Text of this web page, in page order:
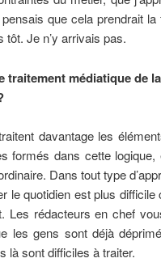
que cela prendrait la
Je n’y arrivais pas.
médiatique de
davantage les
formés dans cette logique,
Dans tout type
le quotidien est plus
Les rédacteurs en chef
les gens sont déjà
là sont difficiles à traiter.